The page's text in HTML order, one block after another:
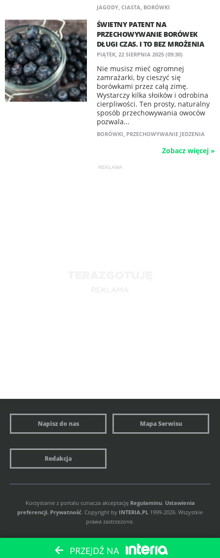
JAGODY, CIASTA, BORÓWKI
ŚWIETNY PATENT NA
PRZECHOWYWANIE BORÓWEK
DŁUGI CZAS. I TO BEZ MROŻENIA
PIĄTEK, 22 SIERPNIA 2025 (09:30)
Nie musisz mieć ogromnej
zamrażarki, by cieszyć się
borówkami przez całą zimę.
Wystarczy kilka słoików i odrobina
cierpliwości. Ten prosty, naturalny
sposób przechowywania owoców
pozwala...
BORÓWKI, PRZECHOWYWANIE JEDZENIA
Zobacz więcej »
REKLAMA
Napisz do nas Mapa Serwisu
Redakcja
Korzystanie z portalu oznacza akceptację Regulaminu. Ustawienia
preferencji. Prywatność. Copyright by INTERIA.PL 1999-2026. Wszystkie
prawa zastrzeżone.
PRZEJDŹ NA